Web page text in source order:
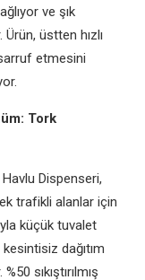
ve şık
üstten hızlı
etmesini
Tork
Dispenseri,
trafikli alanlar için
küçük tuvalet
dağıtım
sıkıştırılmış